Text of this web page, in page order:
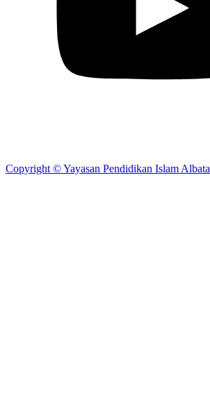
Copyright © Yayasan Pendidikan Islam Albata